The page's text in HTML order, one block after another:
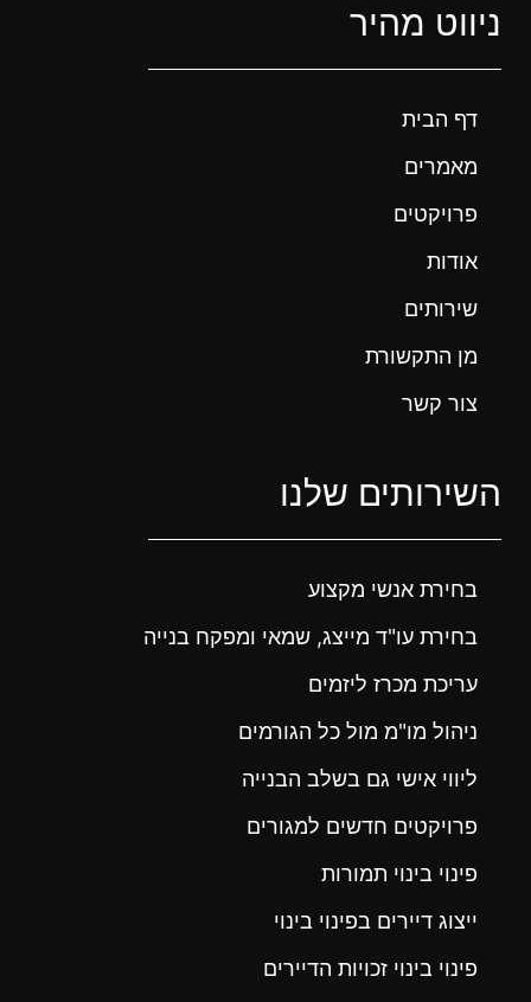
ניווט מהיר
דף הבית
מאמרים
פרויקטים
אודות
שירותים
מן התקשורת
צור קשר
השירותים שלנו
בחירת אנשי מקצוע
בחירת עו"ד מייצג, שמאי ומפקח בנייה
עריכת מכרז ליזמים
ניהול מו"מ מול כל הגורמים
ליווי אישי גם בשלב הבנייה
פרויקטים חדשים למגורים
פינוי בינוי תמורות
ייצוג דיירים בפינוי בינוי
פינוי בינוי זכויות הדיירים